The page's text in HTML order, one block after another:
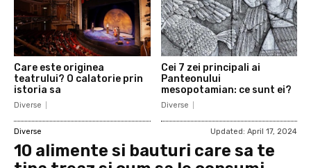
Care este originea
teatrului? O calatorie prin
istoria sa
Diverse
Cei 7 zei principali ai
Panteonului
mesopotamian: ce sunt ei?
Diverse